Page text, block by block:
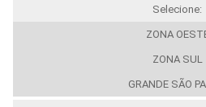
Selecione:
ZONA
ZONA SUL
GRANDE SÃO